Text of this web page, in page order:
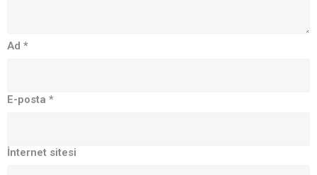
Ad *
E-posta *
İnternet sitesi